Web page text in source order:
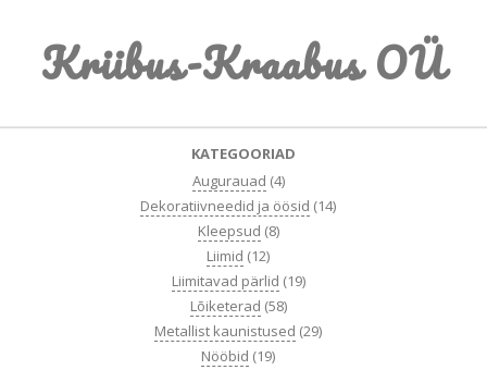
contentKriibus-Kraabus OÜ
KATEGOORIAD
Augurauad (4)
Dekoratiivneedid ja öösid (14)
Kleepsud (8)
Liimid (12)
Liimitavad pärlid (19)
Lõiketerad (58)
Metallist kaunistused (29)
Nööbid (19)